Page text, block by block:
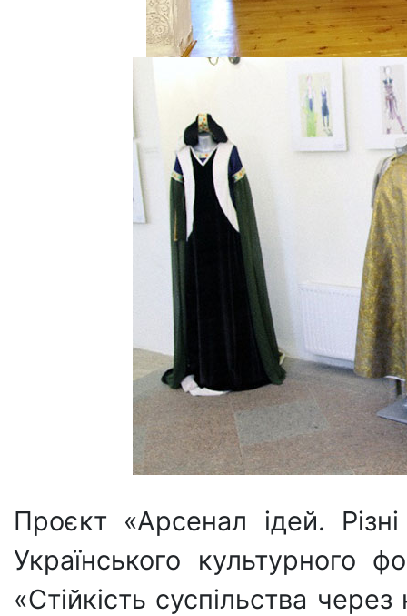
Проєкт «Арсенал ідей.
Українського культурного
«Стійкість суспільства через